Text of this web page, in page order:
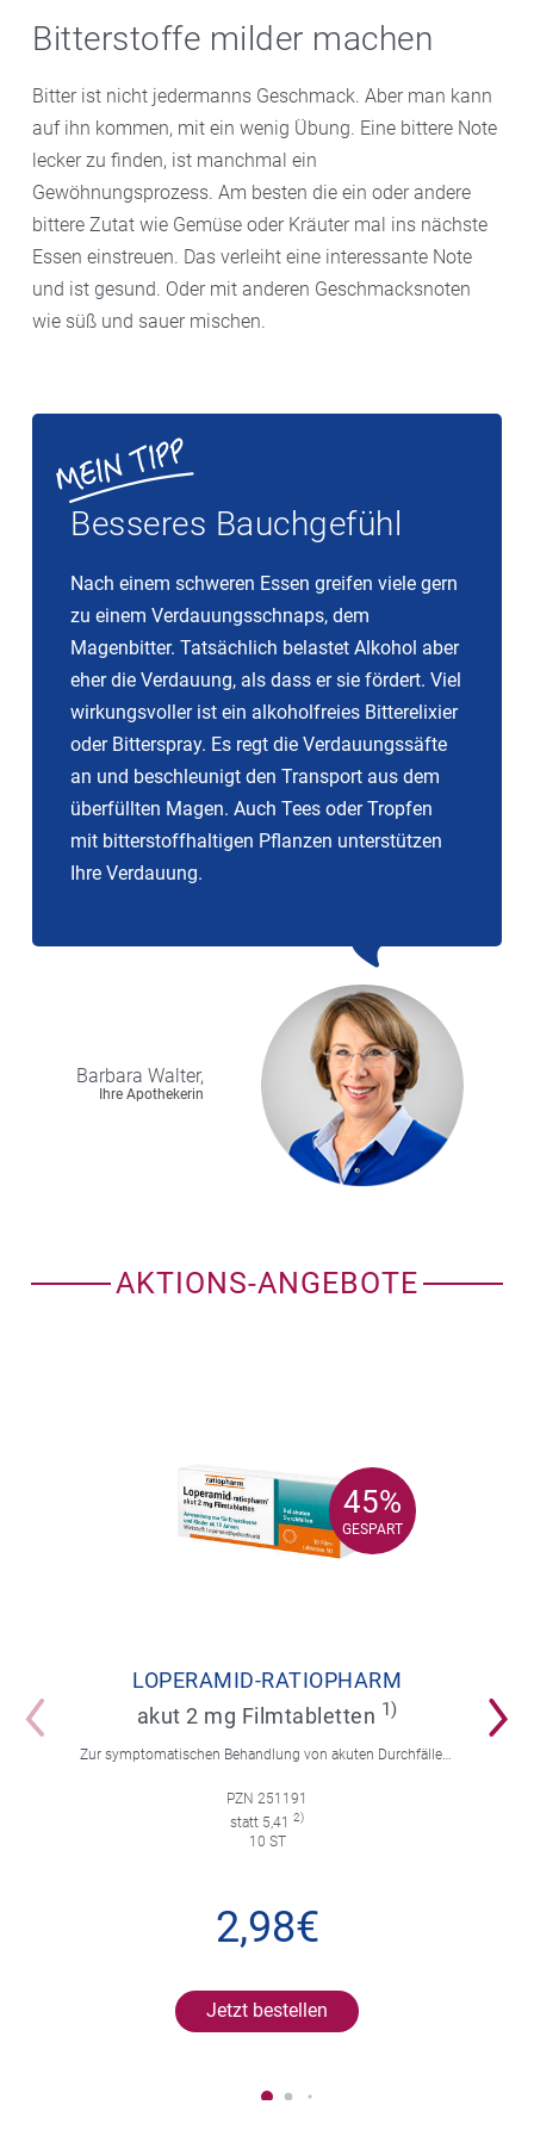
Hopfen
Bitterstoffe milder machen
Bitter ist nicht jedermanns Geschmack. Aber man kann
auf ihn kommen, mit ein wenig Übung. Eine bittere Note
lecker zu finden, ist manchmal ein
Gewöhnungsprozess. Am besten die ein oder andere
bittere Zutat wie Gemüse oder Kräuter mal ins nächste
Essen einstreuen. Das verleiht eine interessante Note
und ist gesund. Oder mit anderen Geschmacksnoten
wie süß und sauer mischen.
Besseres Bauchgefühl
Nach einem schweren Essen greifen viele gern
zu einem Verdauungsschnaps, dem
Magenbitter. Tatsächlich belastet Alkohol aber
eher die Verdauung, als dass er sie fördert. Viel
wirkungsvoller ist ein alkoholfreies Bitterelixier
oder Bitterspray. Es regt die Verdauungssäfte
an und beschleunigt den Transport aus dem
überfüllten Magen. Auch Tees oder Tropfen
mit bitterstoffhaltigen Pflanzen unterstützen
Ihre Verdauung.
Barbara Walter,
Ihre Apothekerin
AKTIONS-ANGEBOTE
45%
GESPART
45%
GESPART
LOPERAMID-RATIOPHARM
akut 2 mg Filmtabletten 1)
Zur symptomatischen Behandlung von akuten Durchfällen für Erwachsene und Kinder ab 12 Jahren.
PZN 251191
statt 5,41 2)
10 ST
2,98€
Jetzt bestellen